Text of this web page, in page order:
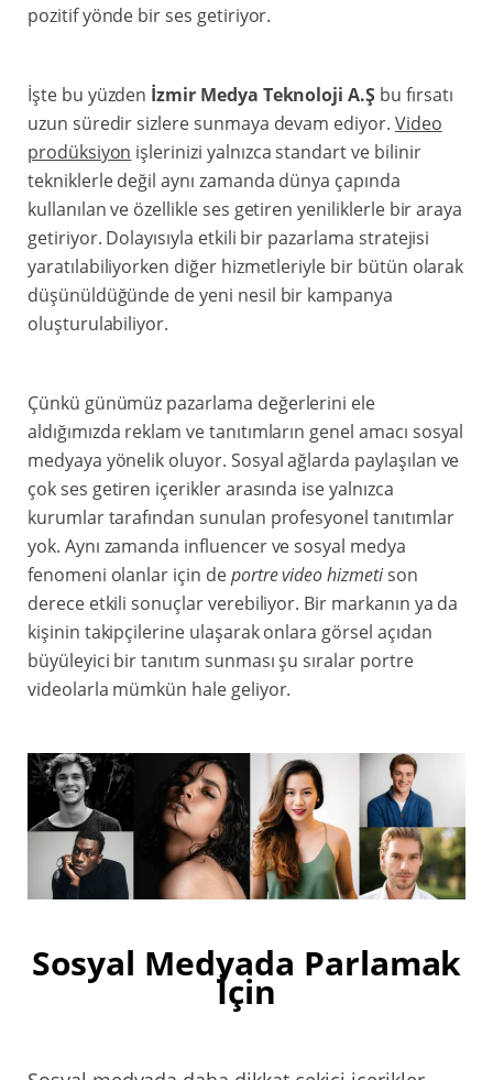
pozitif yönde bir ses getiriyor.
İşte bu yüzden İzmir Medya Teknoloji A.Ş bu fırsatı
uzun süredir sizlere sunmaya devam ediyor. Video
prodüksiyon işlerinizi yalnızca standart ve bilinir
tekniklerle değil aynı zamanda dünya çapında
kullanılan ve özellikle ses getiren yeniliklerle bir araya
getiriyor. Dolayısıyla etkili bir pazarlama stratejisi
yaratılabiliyorken diğer hizmetleriyle bir bütün olarak
düşünüldüğünde de yeni nesil bir kampanya
oluşturulabiliyor.
Çünkü günümüz pazarlama değerlerini ele
aldığımızda reklam ve tanıtımların genel amacı sosyal
medyaya yönelik oluyor. Sosyal ağlarda paylaşılan ve
çok ses getiren içerikler arasında ise yalnızca
kurumlar tarafından sunulan profesyonel tanıtımlar
yok. Aynı zamanda influencer ve sosyal medya
fenomeni olanlar için deportre video hizmetison
derece etkili sonuçlar verebiliyor. Bir markanın ya da
kişinin takipçilerine ulaşarak onlara görsel açıdan
büyüleyici bir tanıtım sunması şu sıralar portre
videolarla mümkün hale geliyor.
Sosyal Medyada Parlamak
İçin